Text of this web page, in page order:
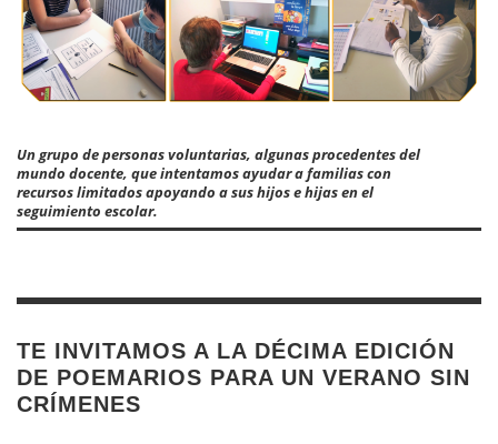
Un grupo de personas voluntarias, algunas procedentes del
mundo docente, que intentamos ayudar a familias con
recursos limitados apoyando a sus hijos e hijas en el
seguimiento escolar.
TE INVITAMOS A LA DÉCIMA EDICIÓN
DE POEMARIOS PARA UN VERANO SIN
CRÍMENES